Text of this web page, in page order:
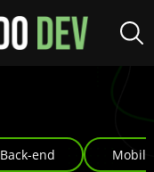
Back-end